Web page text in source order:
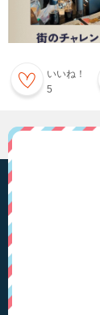
いいね！
5